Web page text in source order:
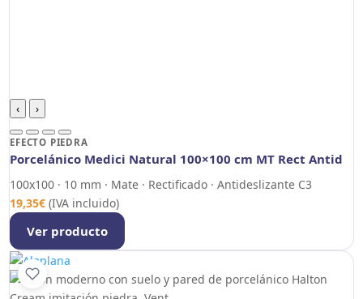
‹ ›
EFECTO PIEDRA
Porcelánico Medici Natural 100×100 cm MT Rect Antid
100x100 · 10 mm · Mate · Rectificado · Antideslizante C3
19,35€ (IVA incluido)
Ver producto